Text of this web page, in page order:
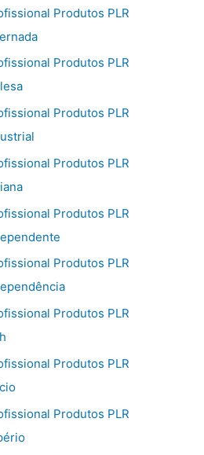
Produtos PLR
Produtos PLR
Produtos PLR
Produtos PLR
Produtos PLR
Produtos PLR
Produtos PLR
Produtos PLR
Produtos PLR